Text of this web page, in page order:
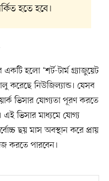
হতে হবে।
হলো ‘শর্ট-টার্ম গ্র্যাজুয়েট
করেছে নিউজিল্যান্ড। যেসব
ওয়ার্ক ভিসার যোগ্যতা পূরণ করতে
ভিসার মাধ্যমে যোগ্য
ছয় মাস অবস্থান করে প্রায়
করতে পারবেন।